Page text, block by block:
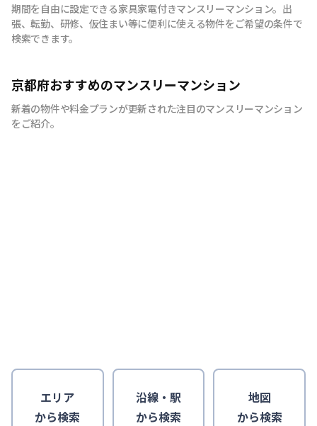
期間を自由に設定できる家具家電付きマンスリーマンション。出
張、転勤、研修、仮住まい等に便利に使える物件をご希望の条件で
検索できます。
京都府おすすめのマンスリーマンション
新着の物件や料金プランが更新された注目のマンスリーマンション
をご紹介。
エリア
から検索
沿線・駅
から検索
地図
から検索